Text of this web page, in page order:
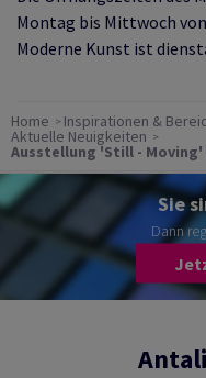
Montag bis Mittwoch von
Moderne Kunst ist
Home Inspirationen &
Aktuelle Neuigkeiten
Ausstellung 'Still - Moving'
Sie
Dann